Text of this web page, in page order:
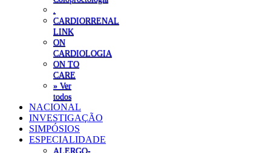
CARDIORRENAL
LINK
ON
CARDIOLOGIA
ON TO
CARE
» Ver
todos
NACIONAL
INVESTIGAÇÃO
SIMPÓSIOS
ESPECIALIDADE
ALERGO-